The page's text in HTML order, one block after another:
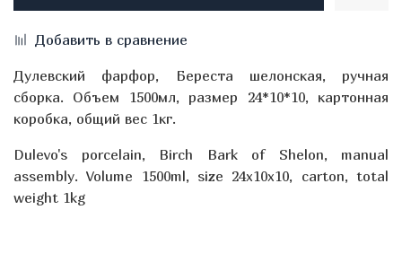
Добавить в сравнение
Дулевский фарфор, Береста шелонская, ручная
сборка. Объем 1500мл, размер 24*10*10, картонная
коробка, общий вес 1кг.
Dulevo's porcelain, Birch Bark of Shelon, manual
assembly. Volume 1500ml, size 24x10x10, carton, total
weight 1kg